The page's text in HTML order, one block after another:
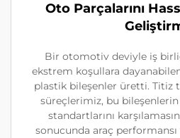
Oto Parçalarını
Bir otomotiv deviyle iş
ekstrem koşullara
plastik bileşenler üretti. Titiz
süreçlerimiz, bu
standartlarını
sonucunda araç performansı